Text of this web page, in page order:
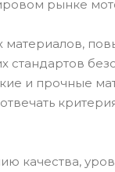
рынке
материалов,
и прочные
качества,